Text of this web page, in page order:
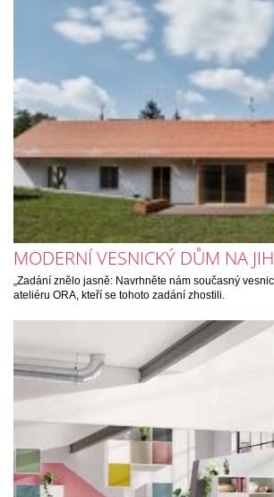
MODERNÍ VESNICKÝ DŮM NA
„Zadání znělo jasně: Navrhněte nám současný
ateliéru ORA, kteří se tohoto zadání zhostili.